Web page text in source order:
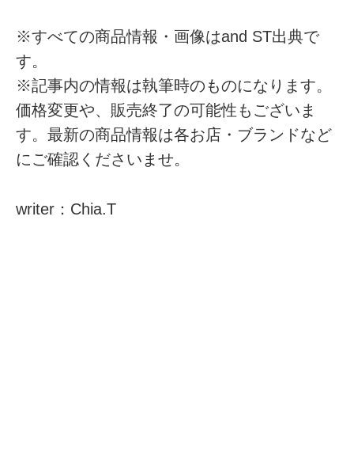
※すべての商品情報・画像はand ST出典で
す。
※記事内の情報は執筆時のものになります。
価格変更や、販売終了の可能性もございま
す。最新の商品情報は各お店・ブランドなど
にご確認くださいませ。
writer：Chia.T